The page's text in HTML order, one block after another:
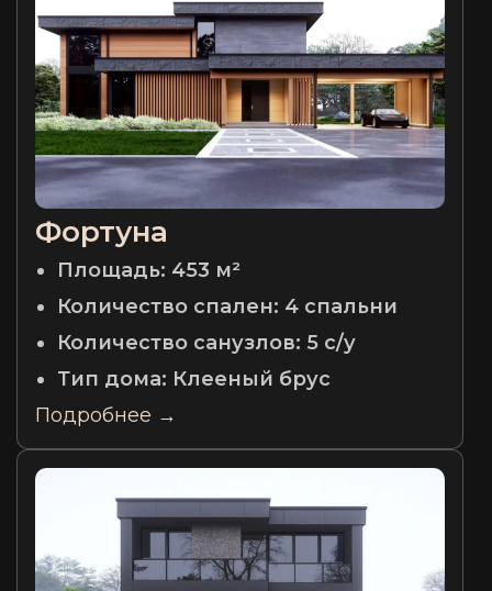
Фортуна
Площадь: 453 м²
Количество спален: 4 спальни
Количество санузлов: 5 с/у
Тип дома: Клееный брус
Подробнее →